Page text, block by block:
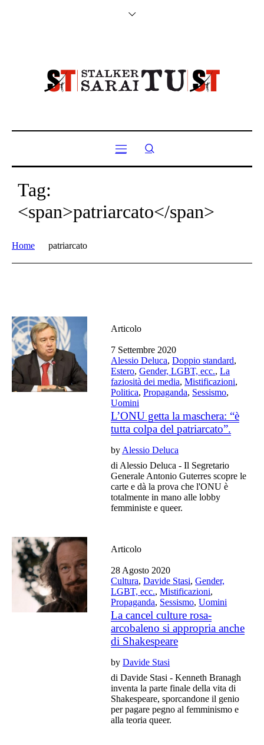
Tag:
<span>patriarcato</span>
Home patriarcato
Articolo
7 Settembre 2020
Alessio Deluca,Doppio standard,
Estero,Gender, LGBT, ecc.,La
faziosità dei media,Mistificazioni,
Politica,Propaganda, Sessismo,
Uomini
L’ONU getta la maschera: “è
tutta colpa del patriarcato”.
by Alessio Deluca
di Alessio Deluca - Il Segretario
Generale Antonio Guterres scopre le
carte e dà la prova che l'ONU è
totalmente in mano alle lobby
femministe e queer.
Articolo
28 Agosto 2020
Cultura,Davide Stasi,Gender,
LGBT, ecc.,Mistificazioni,
Propaganda, Sessismo,Uomini
La cancel culture rosa-
arcobaleno si appropria anche
di Shakespeare
byDavide Stasi
di Davide Stasi - Kenneth Branagh
inventa la parte finale della vita di
Shakespeare, sporcandone il genio
per pagare pegno al femminismo e
alla teoria queer.